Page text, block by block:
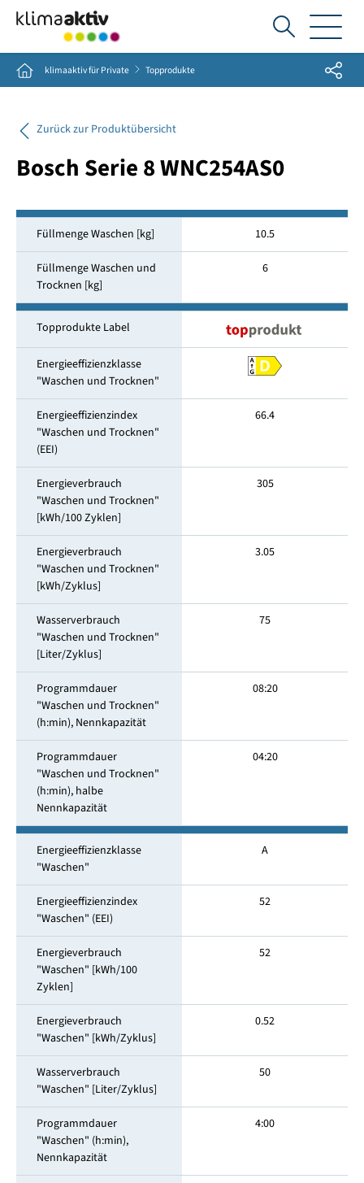
Ich
suche...
Home klimaaktiv für Private Topprodukte Share
Zurück zur Produktübersicht
Bosch Serie 8 WNC254AS0
Füllmenge Waschen [kg] 10.5
Füllmenge Waschen und
Trocknen [kg]
6
Topprodukte Label
Energieeffizienzklasse
"Waschen und Trocknen"
Energieeffizienzindex
"Waschen und Trocknen"
(EEI)
66.4
Energieverbrauch
"Waschen und Trocknen"
[kWh/100 Zyklen]
305
Energieverbrauch
"Waschen und Trocknen"
[kWh/Zyklus]
3.05
Wasserverbrauch
"Waschen und Trocknen"
[Liter/Zyklus]
75
Programmdauer
"Waschen und Trocknen"
(h:min), Nennkapazität
08:20
Programmdauer
"Waschen und Trocknen"
(h:min), halbe
Nennkapazität
04:20
Energieeffizienzklasse
"Waschen"
A
Energieeffizienzindex
"Waschen" (EEI)
52
Energieverbrauch
"Waschen" [kWh/100
Zyklen]
52
Energieverbrauch
"Waschen" [kWh/Zyklus]
0.52
Wasserverbrauch
"Waschen" [Liter/Zyklus]
50
Programmdauer
"Waschen" (h:min),
Nennkapazität
4:00